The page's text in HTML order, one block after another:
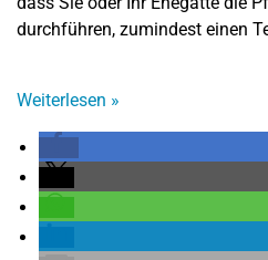
durchführen, zumindest einen
Weiterlesen »